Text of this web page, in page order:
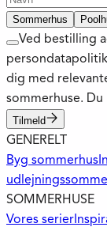
Sommerhus
Ved bestilling
dig med
sommerhuse.
Tilmeld
GENERELT
Byg sommerhus
SOMMERHUSE
Vores serier